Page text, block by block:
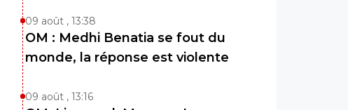
09 août , 13:38
OM : Medhi Benatia se fout du
monde, la réponse est violente
09 août , 13:16